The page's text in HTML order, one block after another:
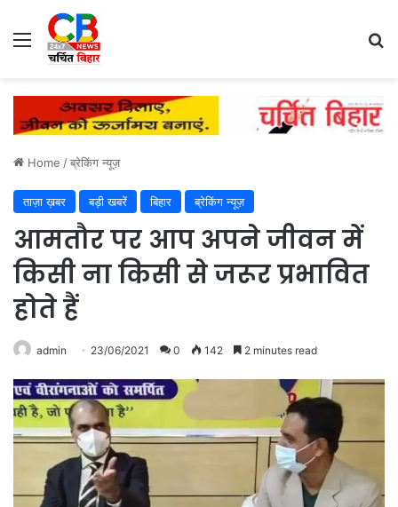
Menu
Home /ब्रेकिंग न्यूज़
ताज़ा ख़बर बड़ी खबरें बिहार ब्रेकिंग न्यूज़
आमतौर पर आप अपने जीवन में
किसी ना किसी से जरूर प्रभावित
होते हैं
admin 23/06/2021 0 142 2 minutes read